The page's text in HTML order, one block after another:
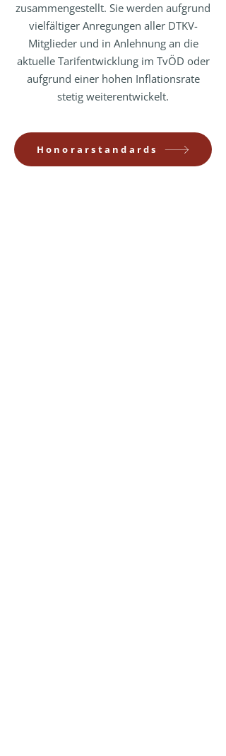
zusammengestellt. Sie werden aufgrund
vielfältiger Anregungen aller DTKV-
Mitglieder und in Anlehnung an die
aktuelle Tarifentwicklung im TvÖD oder
aufgrund einer hohen Inflationsrate
stetig weiterentwickelt.
Honorarstandards